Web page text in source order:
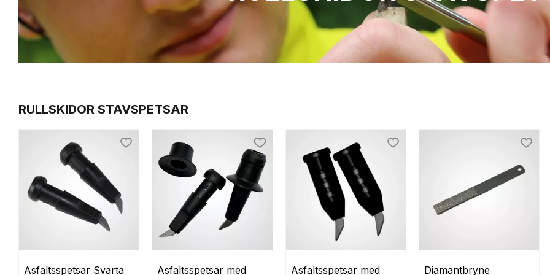
RULLSKIDOR STAVSPETSAR
Asfaltsspetsar Svarta
Lägg till i favoriter
Asfaltsspetsar med
Lägg till i favoriter
Asfaltsspetsar med
Lägg till i favoriter
Diamantbryne
Lägg